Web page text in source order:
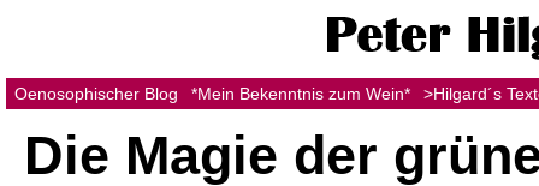
Oenosophischer Blog *Mein Bekenntnis zum Wein* >Hilgard´s
Die Magie der